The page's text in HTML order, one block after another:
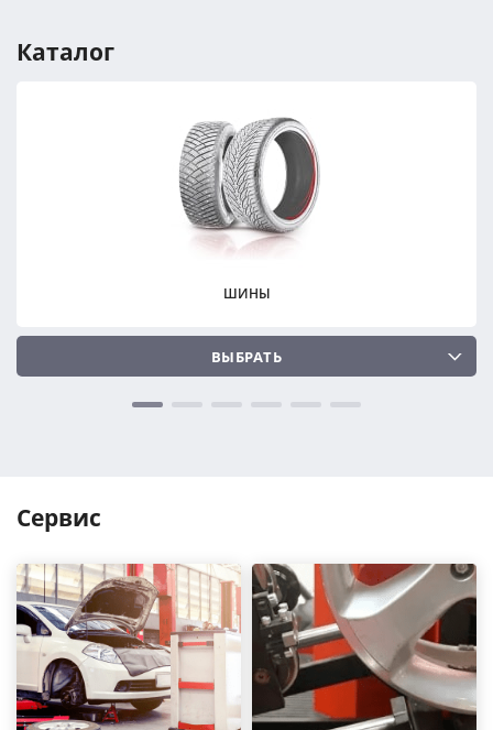
Сбросить
ПОДОБРАТЬ
Сбросить
Год авто
ПОДОБРАТЬ
Сбросить
Каталог
ШИНЫ
ВЫБРАТЬ
Сервис